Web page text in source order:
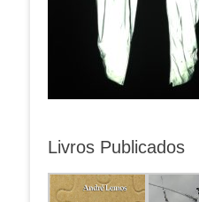
Livros Publicados